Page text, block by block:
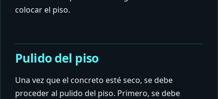
colocar el piso.
Pulido del piso
Una vez que el concreto esté seco, se debe
proceder al pulido del piso. Primero, se debe